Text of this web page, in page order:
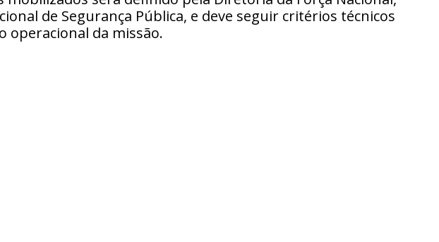
de Segurança Pública, e deve seguir critérios técnicos
operacional da missão.